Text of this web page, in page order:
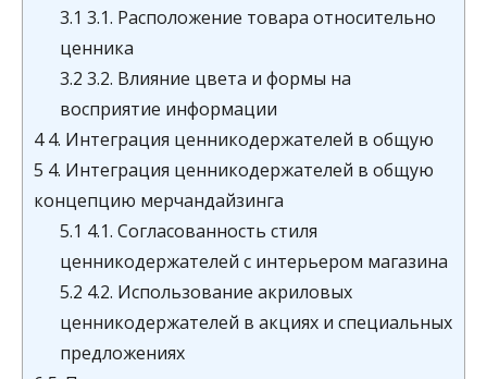
3.1 3.1. Расположение товара относительно
ценника
3.2 3.2. Влияние цвета и формы на
восприятие информации
44. Интеграция ценникодержателей в общую
5 4. Интеграция ценникодержателей в общую
концепцию мерчандайзинга
5.1 4.1. Согласованность стиля
ценникодержателей с интерьером магазина
5.2 4.2. Использование акриловых
ценникодержателей в акциях и специальных
предложениях